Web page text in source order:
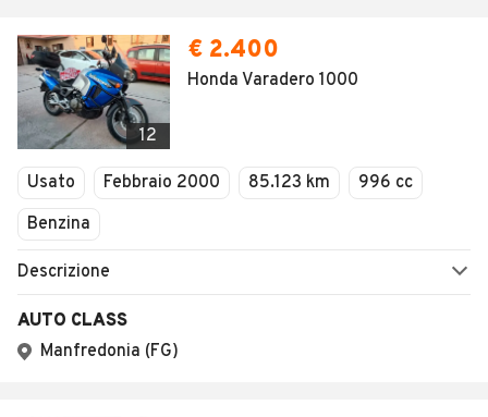
12
€ 2.400
Honda Varadero 1000
Usato Febbraio 2000 85.123 km
996 cc
Benzina
Descrizione
AUTO CLASS
Manfredonia (FG)